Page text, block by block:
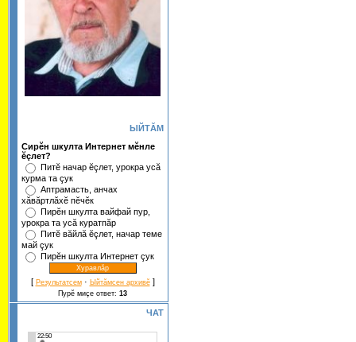
ЫЙТĂМ
Сирĕн шкулта Интернет мĕнле
ĕçлет?
Питĕ начар ĕçлет, урокра усă
курма та çук
Аптрамасть, анчах
хăвăртлăхĕ пĕчĕк
Пирĕн шкулта вайфай пур,
урокра та усă куратпăр
Питĕ вăйлă ĕçлет, начар теме
май çук
Пирĕн шкулта Интернет çук
[ Результатсем· Ыйтăмсен архивĕ]
Пурĕ миçе ответ: 13
ЧАТ